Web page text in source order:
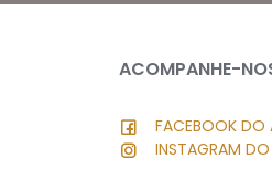
ACOMPANHE-
FACEBOOK DO
INSTAGRAM